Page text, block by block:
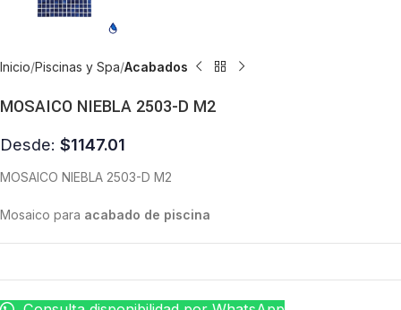
Inicio Piscinas y Spa Acabados
MOSAICO NIEBLA 2503-D M2
Desde: $1147.01
MOSAICO NIEBLA 2503-D M2
Mosaico para acabado de piscina